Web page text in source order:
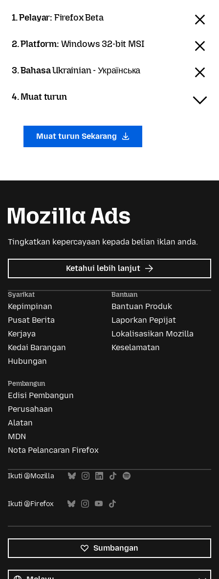
1. Pelayar: Firefox Beta
2. Platform: Windows 32-bit MSI
3. BahasaUkrainian - Українська
4. Muat turun
Muat turun Sekarang
Tingkatkan kepercayaan kepada belian iklan anda.
Ketahui lebih lanjut tentang
Iklan
Syarikat
Kepimpinan
Pusat Berita
Kerjaya
Kedai Barangan
Hubungan
Bantuan
Bantuan Produk
Laporkan Pepijat
Lokalisasikan Mozilla
Keselamatan
Pembangun
Edisi Pembangun
Perusahaan
Alatan
MDN
Nota Pelancaran Firefox
Ikuti @Mozilla
Ikuti @Firefox
Sumbangan
bahasa
Bahasa